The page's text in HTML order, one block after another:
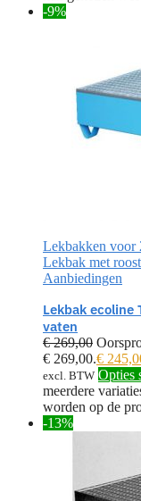
-9%
Lekbakken voor
Lekbak met
Aanbiedingen
Lekbak
vaten
€269,00
€ 269,00.€
excl. BTW Opties
meerdere
worden op de
-13%